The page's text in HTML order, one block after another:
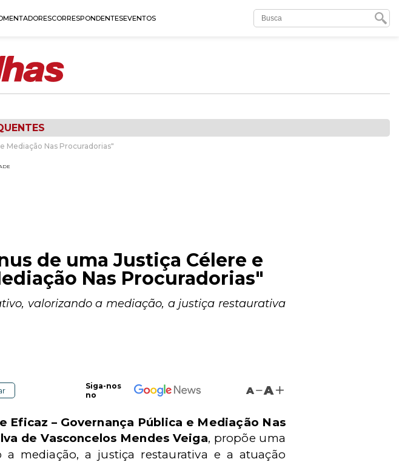
CORRESPONDENTESEVENTOS
Mediação Nas Procuradorias"
de uma Justiça Célere e
Nas Procuradorias"
valorizando a mediação, a justiça restaurativa
Siga-nos
no
A A
Eficaz – Governança Pública e Mediação Nas
de Vasconcelos Mendes Veiga, propõe uma
mediação, a justiça restaurativa e a atuação